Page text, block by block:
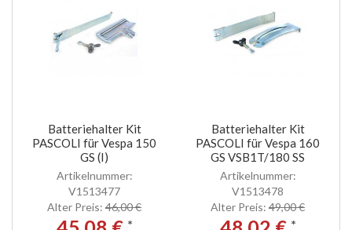
Batteriehalter Kit
PASCOLI für Vespa 150
GS (I)
Artikelnummer:
V1513477
Alter Preis: 46,00 €
*
Batteriehalter Kit
PASCOLI für Vespa 160
GS VSB1T/180 SS
Artikelnummer:
V1513478
Alter Preis: 49,00 €
*